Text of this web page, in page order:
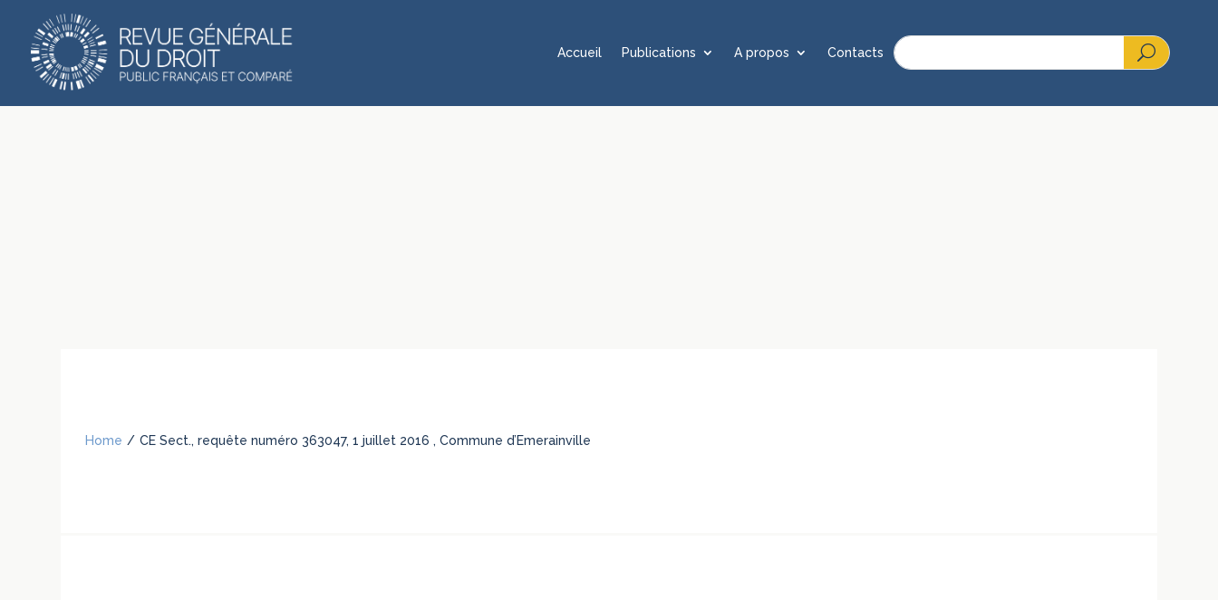
Accueil Publications A propos Contacts
Home / CE Sect., requête numéro 363047, 1 juillet 2016 , Commune d’Emerainville